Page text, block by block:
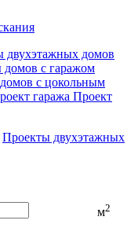
двухэтажных домов
с гаражом
с цокольным
гаража Проект
Проекты двухэтажных
м2